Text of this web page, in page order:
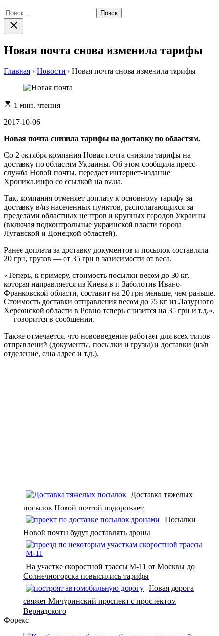
Найти:
Закрыть
поиск
Новая почта снова изменила тарифы
Главная › Новости › Новая почта снова изменила тарифы
Расчетное
чтения
1 мин. чтения
2017-10-06
Новая почта снизила тарифы на доставку по областям.
Со 2 октября компания Новая почта снизила тарифы на
доставку по областям Украины. Об этом сообщила пресс-
служба Новой почты, передает интернет-издание
Хроника.инфо со ссылкой на nv.ua.
Так, компания отменяет доплату к основному тарифу за
доставку в/из населенных пунктов, располагающихся за
пределами областных центров и крупных городов Украины
(включая подконтрольные украинской власти города
Луганской и Донецкой областей).
Ранее доплата за доставку документов и посылок составляла
20 грн, грузов — от 35 грн в зависимости от веса.
«Теперь, к примеру, стоимость посылки весом до 30 кг,
которая направляется из Киева в г. Заболотив Ивано-
Франковской области, составит на 20 грн меньше, чем раньше.
Стоимость доставки отправления весом до 75 кг из Лазурного
Херсонской области в Ровно теперь снизится на 35 грн и т.д.»,
— говорится в сообщении.
Также отмечается, что нововведение работает для всех типов
отправлений (документы, посылки и грузы) и доставки (из/в
отделение, с/на адрес и т.д.).
Доставка тяжелых
посылок Новой почтой подорожает
Посылки
Новой почты будут доставлять дроны
На участке скоростной трассы М-11 от Москвы до
Солнечногорска повысились тарифы
Новая дорога
свяжет Мичуринский проспект с проспектом
Вернадского
Форекс